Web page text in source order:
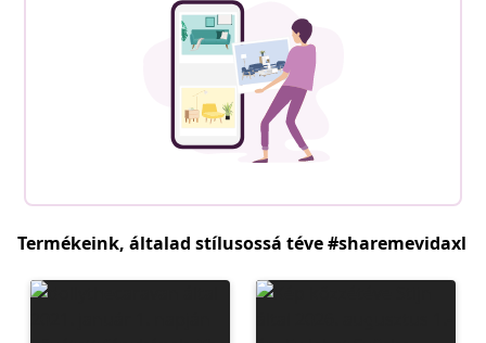
Termékeink, általad stílusossá téve #sharemevidaxl